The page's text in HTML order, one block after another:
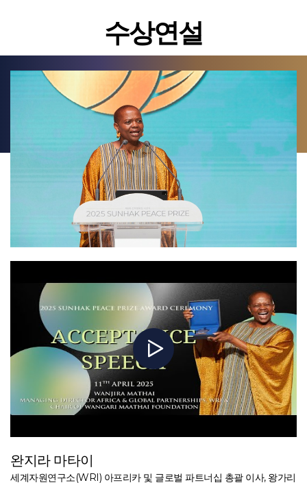
두 분의 삶을 통해 우리는 진정한 평화는 우리를 가르는 장벽을 초월하고,
서로를 사랑과 자비로 대하며, 신께서 주신 인간 한 사람 한 사람의 존엄과
오늘 수상하는 분들은 선학평화상이 추구하는 이상과 원칙, 실천을 온전히
구현한 탁월한 인물들입니다. 이분들은 역사의 흐름을 멀찍이서 바라만 본
것이 아니라, 몸소 뛰어들어 세상을 바꾸는 힘을 보여주셨습니다. 우리는
이분들의 삶을 통해 확신과 연민, 양심이 만나면 얼마나 위대한 일이 일어날 수
있는지를 생생히 볼 수 있습니다.
오늘 시상식이 여러분 한 분 한 분에게 깊은 영감과 감동을 선사하기를 바라며,
나아가 자신을 성찰하는 계기와 실천의 동력이 되기를 기원합니다. 평화는
멀리 있는 것이 아니라, 바로 우리 자신으로부터 시작됩니다. 평화는 우리가
살아가는 매일매일의 선택에서 비롯되며, 전 인류를 신 아래 한 가족으로
바라볼 때 비로소 실현될 것입니다.
경청해 주셔서 감사합니다.
수상연설
완지라 마타이
세계자원연구소(WRI) 아프리카 및 글로벌 파트너십 총괄 이사, 왕가리